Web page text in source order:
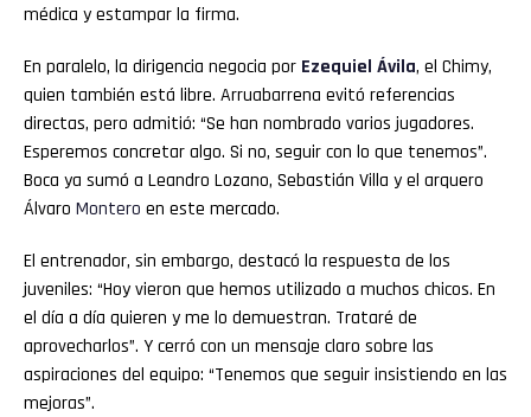
médica y estampar la firma.
En paralelo, la dirigencia negocia por Ezequiel Ávila, el Chimy,
quien también está libre. Arruabarrena evitó referencias
directas, pero admitió: “Se han nombrado varios jugadores.
Esperemos concretar algo. Si no, seguir con lo que tenemos”.
Boca ya sumó a Leandro Lozano, Sebastián Villa y el arquero
Álvaro Montero en este mercado.
El entrenador, sin embargo, destacó la respuesta de los
juveniles: “Hoy vieron que hemos utilizado a muchos chicos. En
el día a día quieren y me lo demuestran. Trataré de
aprovecharlos”. Y cerró con un mensaje claro sobre las
aspiraciones del equipo: “Tenemos que seguir insistiendo en las
mejoras”.